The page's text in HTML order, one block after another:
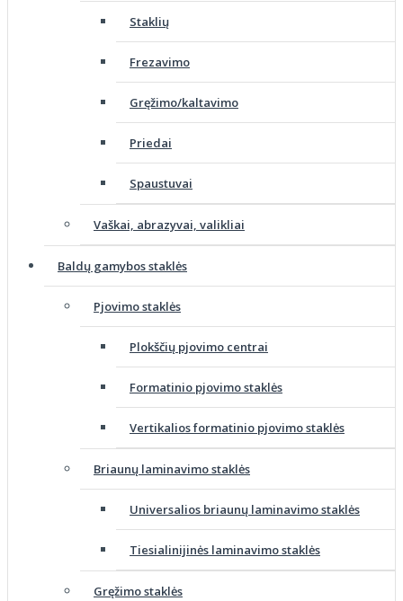
Staklių
Frezavimo
Gręžimo/kaltavimo
Priedai
Spaustuvai
Vaškai, abrazyvai, valikliai
Baldų gamybos staklės
Pjovimo staklės
Plokščių pjovimo centrai
Formatinio pjovimo staklės
Vertikalios formatinio pjovimo staklės
Briaunų laminavimo staklės
Universalios briaunų laminavimo staklės
Tiesialinijinės laminavimo staklės
Gręžimo staklės